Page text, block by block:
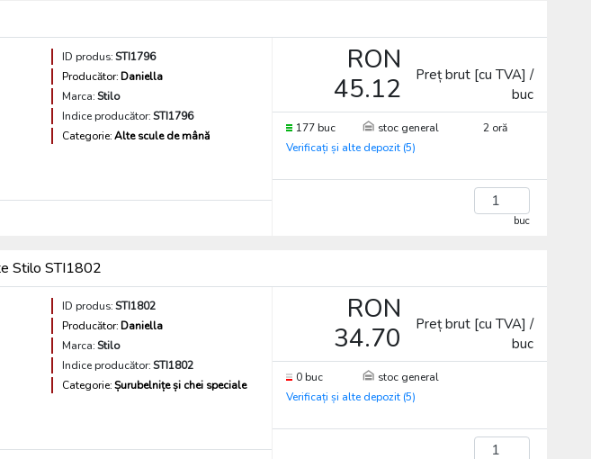
ID produs: STI1796
Producător: Daniella
Marca: Stilo
Indice producător: STI1796
Categorie: Alte scule de mână
RON
45.12
Preț brut [cu TVA] /
buc
177 buc stoc general
2 oră
Verificați și alte depozit (5)
buc
Stilo STI1802
ID produs: STI1802
Producător: Daniella
Marca: Stilo
Indice producător: STI1802
Categorie: Șurubelnițe și chei speciale
RON
34.70
Preț brut [cu TVA] /
buc
0 buc
stoc general
Verificați și alte depozit (5)